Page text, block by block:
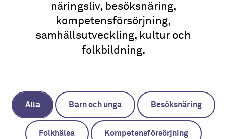
näringsliv, besöksnäring,
kompetensförsörjning,
samhällsutveckling, kultur och
folkbildning.
Alla Barn och unga Besöksnäring
Folkhälsa Kompetensförsörjning